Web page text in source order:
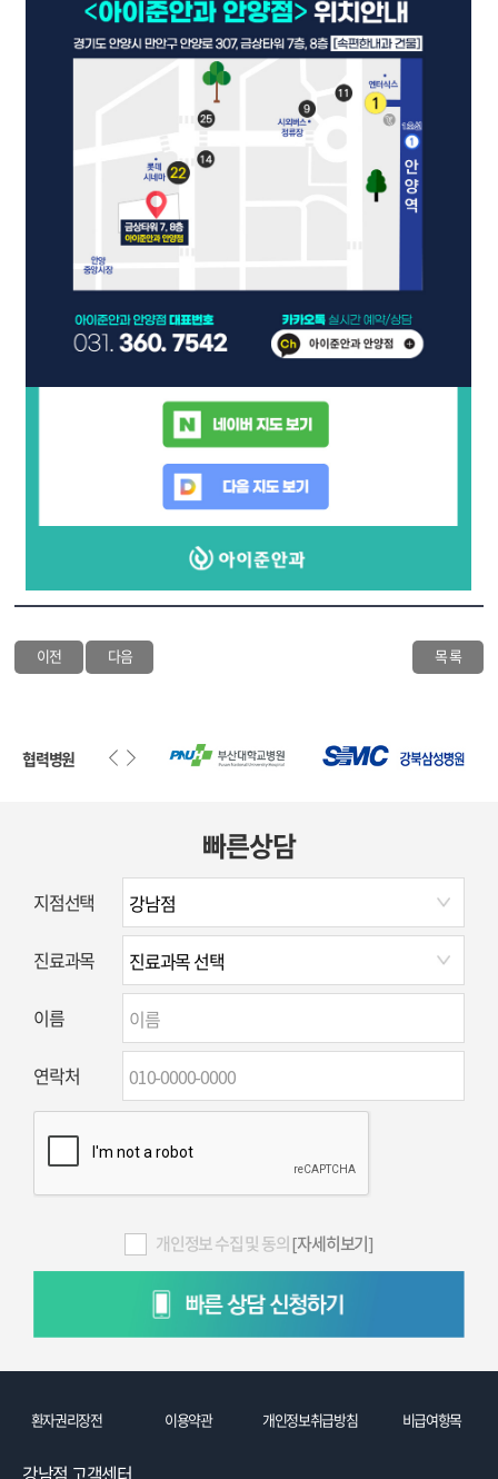
이전 다음 목 록
협력병원
빠른상담
지점선택
진료과목
이름
연락처
개인정보 수집 및 동의[자세히보기]
환자권리장전 이용약관 개인정보취급방침 비급여항목
강남점 고객센터